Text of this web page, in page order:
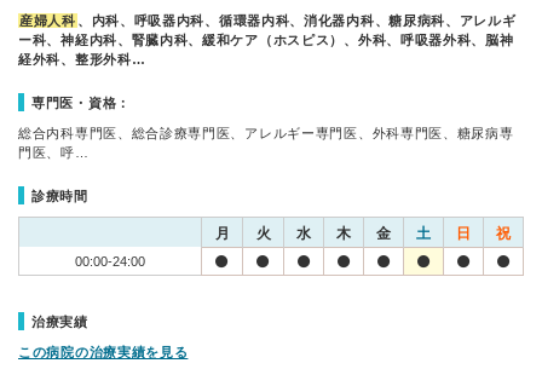
産婦人科 、内科、呼吸器内科、循環器内科、消化器内科、糖尿病科、アレルギ
ー科、神経内科、腎臓内科、緩和ケア（ホスピス）、外科、呼吸器外科、脳神
経外科、整形外科…
専門医・資格：
総合内科専門医、総合診療専門医、アレルギー専門医、外科専門医、糖尿病専
門医、呼…
診療時間
月 火 水 木 金 土 日 祝
00:00-24:00
治療実績
この病院の治療実績を見る